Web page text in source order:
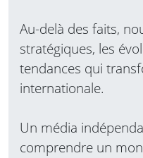
Au-delà des faits,
stratégiques, les
tendances qui
internationale.
Un média
comprendre un